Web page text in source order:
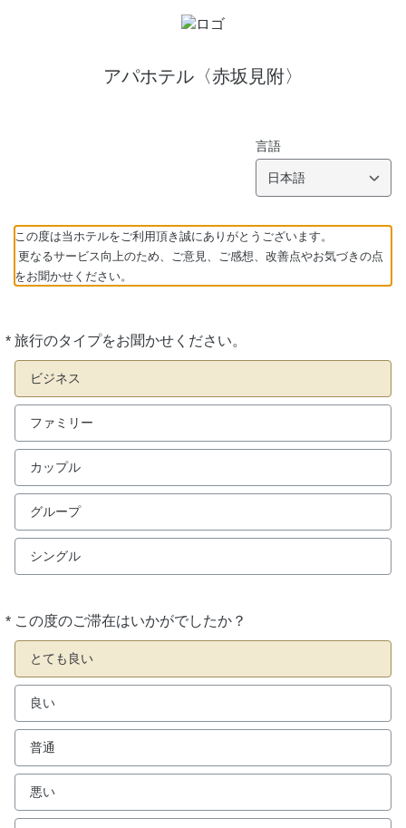
アパホテル〈赤坂見附〉
言語
日本語
この度は当ホテルをご利用頂き誠にありがとうございます。
更なるサービス向上のため、ご意見、ご感想、改善点やお気づきの点
をお聞かせください。
* 旅行のタイプをお聞かせください。
必
須
ビジネス
ファミリー
カップル
グループ
シングル
* この度のご滞在はいかがでしたか？
必
須
とても良い
良い
普通
悪い